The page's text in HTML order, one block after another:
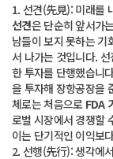
1. 선견(先見): 미래를
선견은 단순히 앞서가
남들이 보지 못하는 기
서 나가는 것입니다.
한 투자를 단행했습니
을 투자해 장항공장을
체로는 처음으로 FDA
로벌 시장에서 경쟁할
이는 단기적인 이익보
2. 선행(先行): 생각에